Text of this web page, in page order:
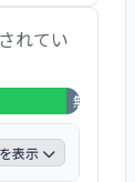
、全体
い」が
し
を把握
切にサ
まし
れてい
無回答・
表示